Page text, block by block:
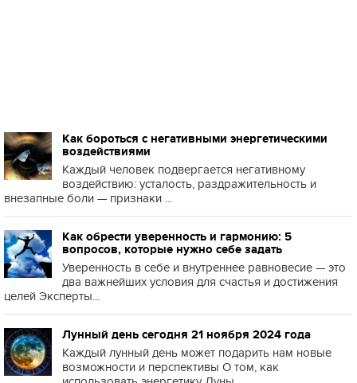
Как бороться с негативными энергетическими
воздействиями
Каждый человек подвергается негативному
воздействию: усталость, раздражительность и
внезапные боли — признаки ...
Как обрести уверенность и гармонию: 5
вопросов, которые нужно себе задать
Уверенность в себе и внутреннее равновесие — это
два важнейших условия для счастья и достижения
целей Эксперты...
Лунный день сегодня 21 ноября 2024 года
Каждый лунный день может подарить нам новые
возможности и перспективы О том, как